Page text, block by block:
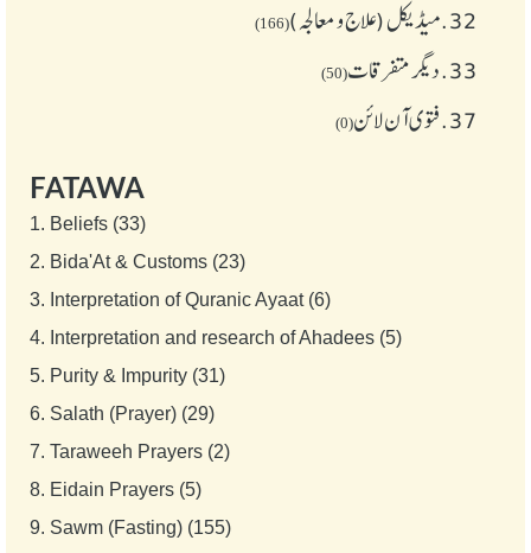
32. میڈیکل (علاج و معالجہ)(166)
33. دیگر متفرقات(50)
37. فتوی آن لائن(0)
FATAWA
1. Beliefs (33)
2. Bida'At & Customs (23)
3. Interpretation of Quranic Ayaat (6)
4. Interpretation and research of Ahadees (5)
5. Purity & Impurity (31)
6. Salath (Prayer) (29)
7. Taraweeh Prayers (2)
8. Eidain Prayers (5)
9. Sawm (Fasting) (155)